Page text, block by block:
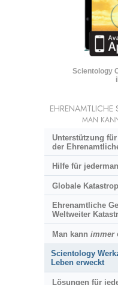
Scientology
MAN
Unterstützung
der
Hilfe für
Globale
Ehrenamtliche
Weltweiter
Man kann immer
Scientology
Leben erweckt
Lösungen für